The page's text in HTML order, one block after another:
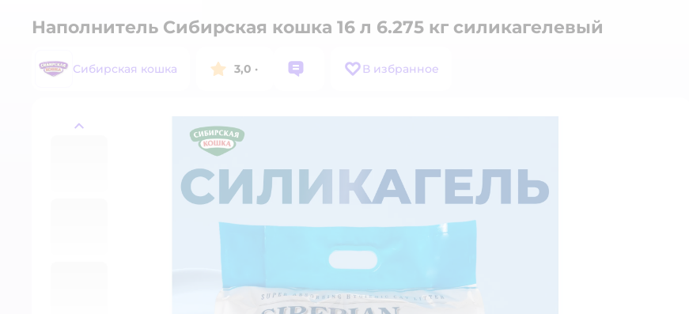
назад
Наполнитель Сибирская кошка 16 л 6.275 кг силикагелевый
Сибирская кошка 3,0 · В избранное